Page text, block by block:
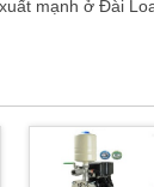
mạnh ở Đài
tới sự kết hợp
mà mình cần.
cho chúng tôi